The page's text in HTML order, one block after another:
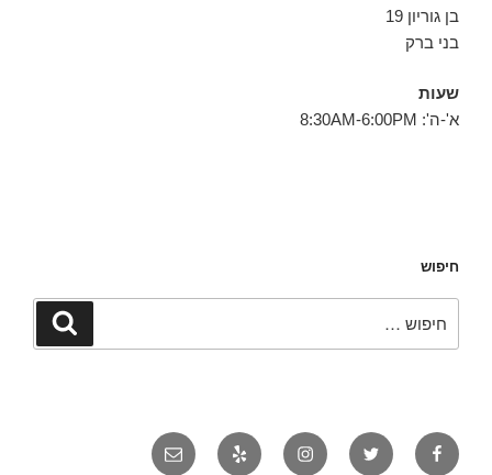
בן גוריון 19
בני ברק
שעות
א'-ה': 8:30AM-6:00PM
חיפוש
חיפוש
פייסבוק טוויטר אינסטגרם יאלפ אימייל